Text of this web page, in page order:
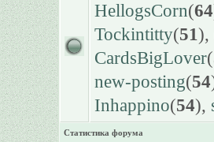
HellogsCorn(64
Tockintitty(51),
CardsBigLover(
new-posting(54
Inhappino(54),
Статистика форума